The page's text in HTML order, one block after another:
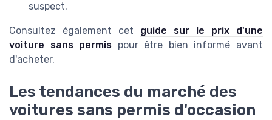
suspect.
Consultez également cet guide sur le prix d'une
voiture sans permis pour être bien informé avant
d'acheter.
Les tendances du marché des
voitures sans permis d'occasion